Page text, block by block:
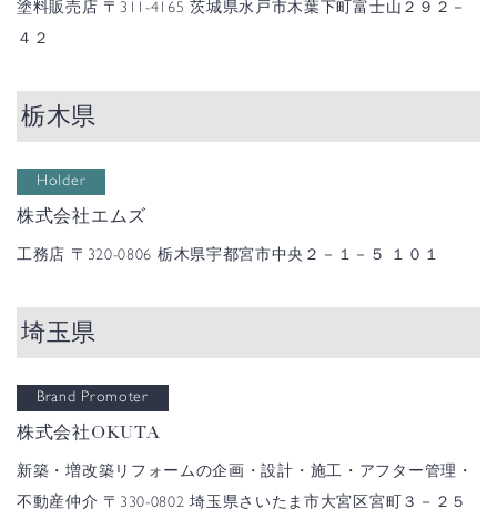
塗料販売店 〒311-4165 茨城県水戸市木葉下町富士山２９２－
４２
栃木県
Holder
株式会社エムズ
工務店 〒320-0806 栃木県宇都宮市中央２－１－５ １０１
埼玉県
Brand Promoter
株式会社OKUTA
新築・増改築リフォームの企画・設計・施工・アフター管理・
不動産仲介 〒330-0802 埼玉県さいたま市大宮区宮町３－２５